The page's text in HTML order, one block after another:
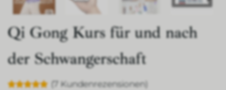
Qi Gong Kurs für und nach
der Schwangerschaft
7Kundenrezensionen)